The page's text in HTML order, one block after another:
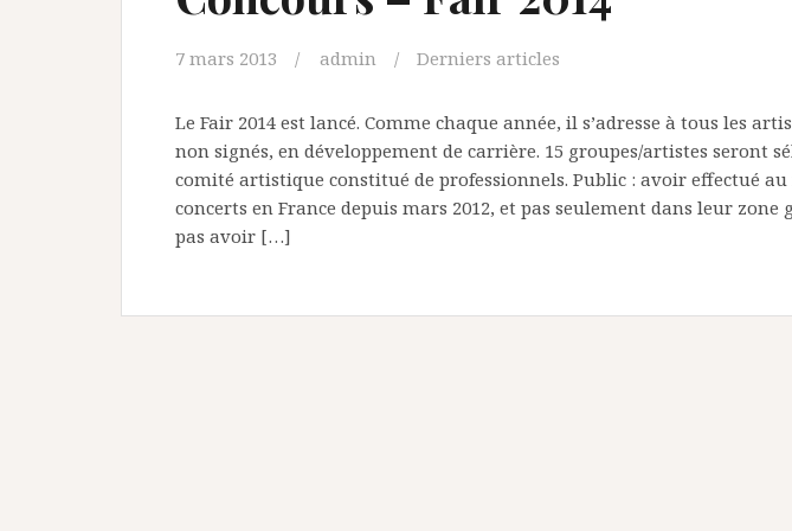
7 mars 2013 admin Derniers articles
Le Fair 2014 est lancé. Comme chaque année, il s’adresse à tous les
non signés, en développement de carrière. 15 groupes/artistes seront
comité artistique constitué de professionnels. Public : avoir effectué au
concerts en France depuis mars 2012, et pas seulement dans leur zone
pas avoir […]